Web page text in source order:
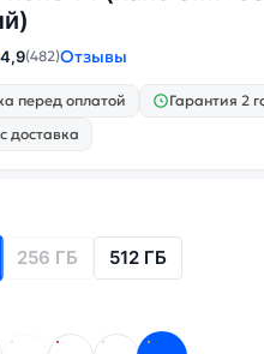
4,9(482)Отзывы
перед оплатой
Гарантия 2
доставка
256 ГБ 512 ГБ